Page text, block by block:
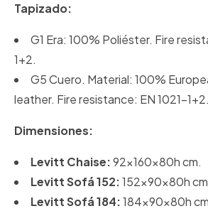
Tapizado:
G1 Era: 100% Poliéster. Fire
1+2.
G5 Cuero. Material: 100%
leather. Fire resistance: EN 1021-1+2.
Dimensiones:
Levitt Chaise:92x160x80h cm.
Levitt Sofá 152:152x90x80h
Levitt Sofá 184:184x90x80h